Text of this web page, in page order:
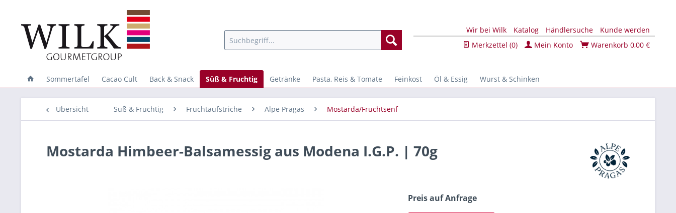
Wir bei Wilk Katalog Händlersuche
Kunde werden
Merkzettel (0) Mein Konto Warenkorb 0,00 €
Sommertafel Cacao Cult Back & Snack Süß & Fruchtig Getränke Pasta, Reis & Tomate Feinkost Öl & Essig Wurst & Schinken
Übersicht Süß & Fruchtig Fruchtaufstriche Alpe Pragas Mostarda/Fruchtsenf
Mostarda Himbeer-Balsamessig aus Modena I.G.P. | 70g
Preis auf Anfrage